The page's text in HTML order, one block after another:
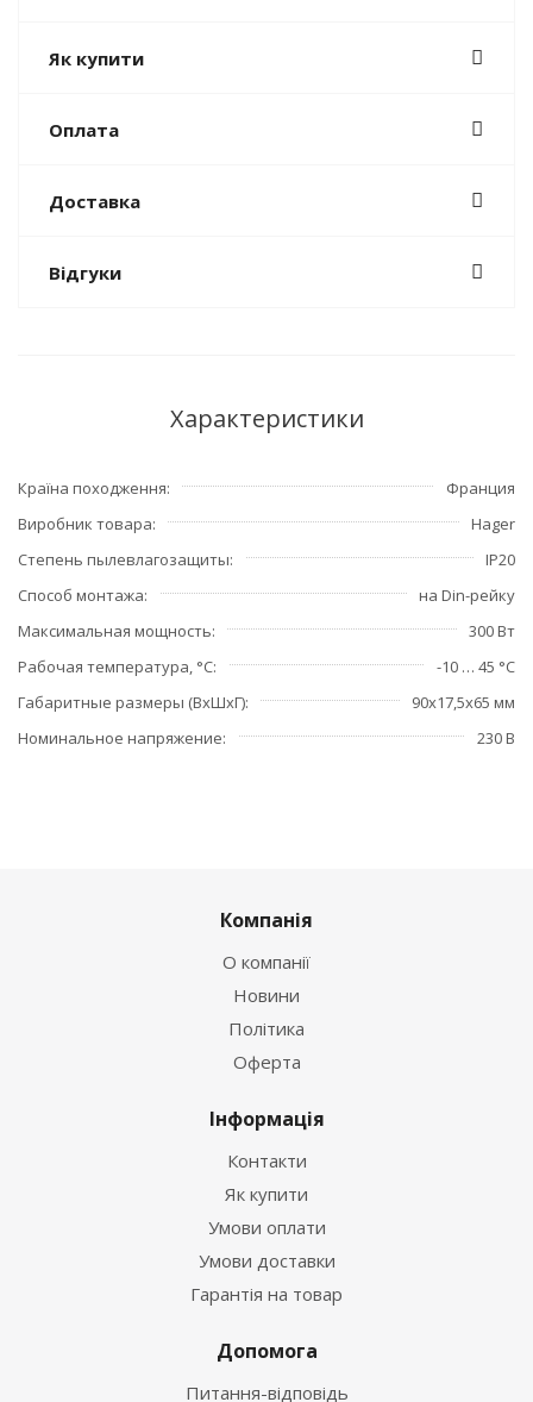
Як купити
Оплата
Доставка
Відгуки
Характеристики
Країна походження
Франция
Виробник товара
Hager
Степень пылевлагозащиты
IP20
Способ монтажа
на Din-рейку
Максимальная мощность
300 Вт
Рабочая температура, °С
-10 … 45 °C
Габаритные размеры (ВхШхГ)
90х17,5х65 мм
Номинальное напряжение
230 В
Компанія
О компанії
Новини
Політика
Оферта
Інформація
Контакти
Як купити
Умови оплати
Умови доставки
Гарантія на товар
Допомога
Питання-відповідь